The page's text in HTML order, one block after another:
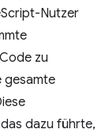
Nutzer
zu
gesamte
dazu führte,